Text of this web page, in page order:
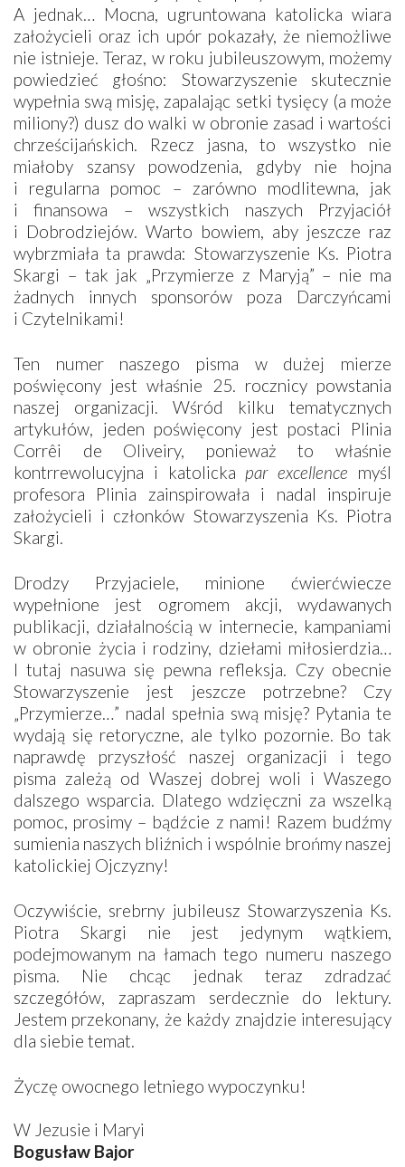
A jednak… Mocna, ugruntowana katolicka wiara
założycieli oraz ich upór pokazały, że niemożliwe
nie istnieje. Teraz, w roku jubileuszowym, możemy
powiedzieć głośno: Stowarzyszenie skutecznie
wypełnia swą misję, zapalając setki tysięcy (a może
miliony?) dusz do walki w obronie zasad i wartości
chrześcijańskich. Rzecz jasna, to wszystko nie
miałoby szansy powodzenia, gdyby nie hojna
i regularna pomoc – zarówno modlitewna, jak
i finansowa – wszystkich naszych Przyjaciół
i Dobrodziejów. Warto bowiem, aby jeszcze raz
wybrzmiała ta prawda: Stowarzyszenie Ks. Piotra
Skargi – tak jak „Przymierze z Maryją” – nie ma
żadnych innych sponsorów poza Darczyńcami
i Czytelnikami!
Ten numer naszego pisma w dużej mierze
poświęcony jest właśnie 25. rocznicy powstania
naszej organizacji. Wśród kilku tematycznych
artykułów, jeden poświęcony jest postaci Plinia
Corrêi de Oliveiry, ponieważ to właśnie
kontrrewolucyjna i katolicka par excellence myśl
profesora Plinia zainspirowała i nadal inspiruje
założycieli i członków Stowarzyszenia Ks. Piotra
Skargi.
Drodzy Przyjaciele, minione ćwierćwiecze
wypełnione jest ogromem akcji, wydawanych
publikacji, działalnością w internecie, kampaniami
w obronie życia i rodziny, dziełami miłosierdzia…
I tutaj nasuwa się pewna refleksja. Czy obecnie
Stowarzyszenie jest jeszcze potrzebne? Czy
„Przymierze…” nadal spełnia swą misję? Pytania te
wydają się retoryczne, ale tylko pozornie. Bo tak
naprawdę przyszłość naszej organizacji i tego
pisma zależą od Waszej dobrej woli i Waszego
dalszego wsparcia. Dlatego wdzięczni za wszelką
pomoc, prosimy – bądźcie z nami! Razem budźmy
sumienia naszych bliźnich i wspólnie brońmy naszej
katolickiej Ojczyzny!
Oczywiście, srebrny jubileusz Stowarzyszenia Ks.
Piotra Skargi nie jest jedynym wątkiem,
podejmowanym na łamach tego numeru naszego
pisma. Nie chcąc jednak teraz zdradzać
szczegółów, zapraszam serdecznie do lektury.
Jestem przekonany, że każdy znajdzie interesujący
dla siebie temat.
Życzę owocnego letniego wypoczynku!
W Jezusie i Maryi
Bogusław Bajor